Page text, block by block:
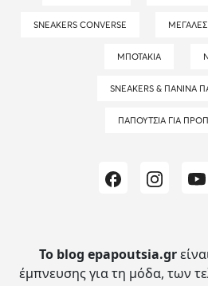
SNEAKERS CONVERSE
ΜΠΟΤΆΚΙΑ
SNEAKERS & ΠΆΝΙΝΑ
ΠΑΠΟΎΤΣΙΑ ΓΙΑ
Το blog epapoutsia.gr
έμπνευσης για τη μόδα, των